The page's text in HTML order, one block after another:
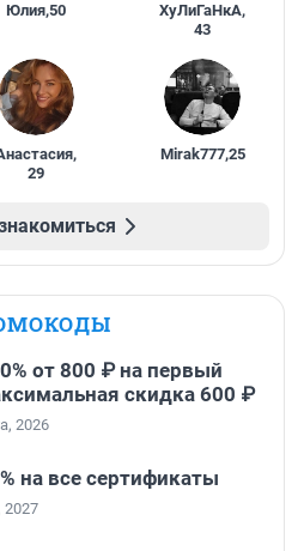
Юлия,50 ХуЛиГаНкА,
43
,
29
Mirak777,25
от 800 ₽ на первый
скидка 600 ₽
2026
на все сертификаты
2027